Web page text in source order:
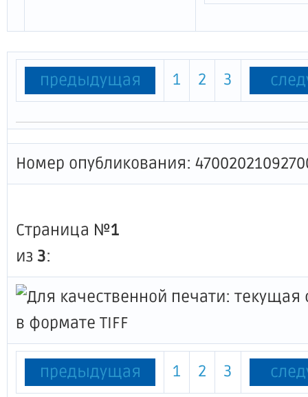
предыдущая 1 2 3
Номер опубликования:
Страница №1
из 3:
предыдущая 1 2 3